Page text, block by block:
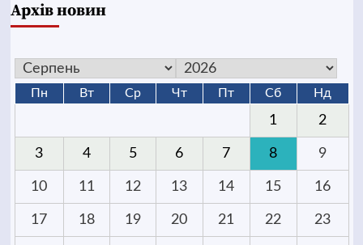
Архів новин
Пн Вт Ср Чт Пт Сб Нд
1 2
3 4 5 6 7 8 9
10 11 12 13 14 15 16
17 18 19 20 21 22 23